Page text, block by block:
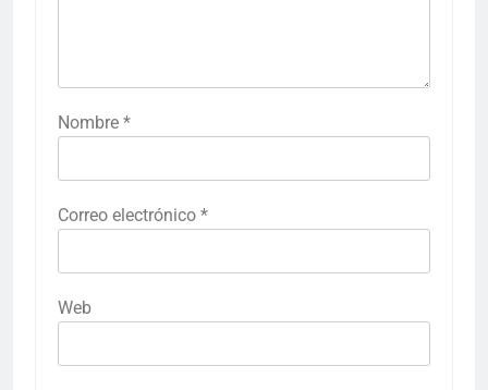
Nombre *
Correo electrónico *
Web